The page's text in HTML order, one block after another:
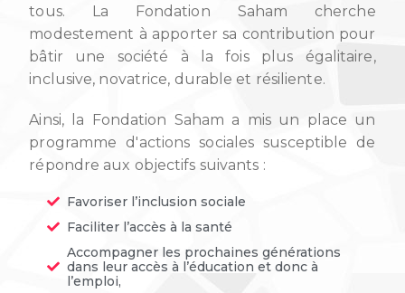
tous. La Fondation Saham cherche
modestement à apporter sa contribution pour
bâtir une société à la fois plus égalitaire,
inclusive, novatrice, durable et résiliente.
Ainsi, la Fondation Saham a mis un place un
programme d'actions sociales susceptible de
répondre aux objectifs suivants :
Favoriser l’inclusion sociale
Faciliter l’accès à la santé
Accompagner les prochaines générations
dans leur accès à l’éducation et donc à
l’emploi,